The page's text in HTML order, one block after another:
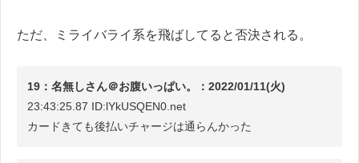
ただ、ミライバライ系を飛ばしてると否決される。
19：名無しさん＠お腹いっぱい。：2022/01/11(火)
23:43:25.87 ID:lYkUSQEN0.net
カードきても後払いチャージは通らんかった